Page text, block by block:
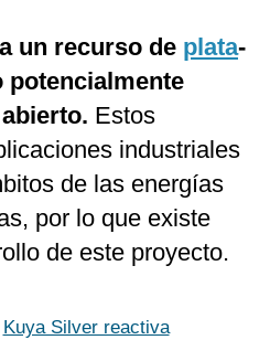
un recurso de plata-
potencialmente
Estos
industriales
de las energías
por lo que existe
de este proyecto.
Kuya Silver reactiva